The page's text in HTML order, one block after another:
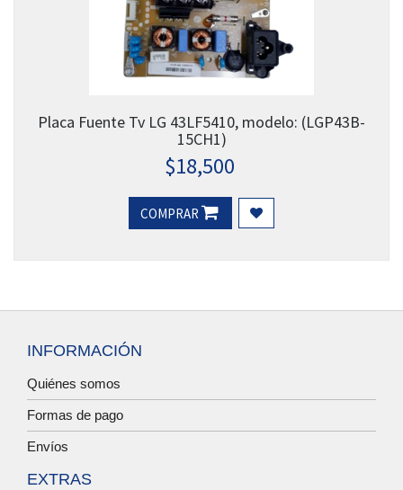
Placa Fuente Tv LG 43LF5410, modelo: (LGP43B-
15CH1)
$18,500
COMPRAR
INFORMACIÓN
Quiénes somos
Formas de pago
Envíos
EXTRAS